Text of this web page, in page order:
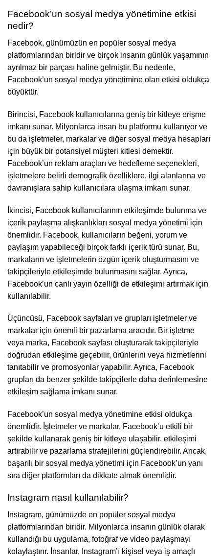
Facebook’un sosyal medya yönetimine etkisi
nedir?
Facebook, günümüzün en popüler sosyal medya
platformlarından biridir ve birçok insanın günlük yaşamının
ayrılmaz bir parçası haline gelmiştir. Bu nedenle,
Facebook’un sosyal medya yönetimine olan etkisi oldukça
büyüktür.
Birincisi, Facebook kullanıcılarına geniş bir kitleye erişme
imkanı sunar. Milyonlarca insan bu platformu kullanıyor ve
bu da işletmeler, markalar ve diğer sosyal medya hesapları
için büyük bir potansiyel müşteri kitlesi demektir.
Facebook’un reklam araçları ve hedefleme seçenekleri,
işletmelere belirli demografik özelliklere, ilgi alanlarına ve
davranışlara sahip kullanıcılara ulaşma imkanı sunar.
İkincisi, Facebook kullanıcılarının etkileşimde bulunma ve
içerik paylaşma alışkanlıkları sosyal medya yönetimi için
önemlidir. Facebook, kullanıcıların beğeni, yorum ve
paylaşım yapabileceği birçok farklı içerik türü sunar. Bu,
markaların ve işletmelerin özgün içerik oluşturmasını ve
takipçileriyle etkileşimde bulunmasını sağlar. Ayrıca,
Facebook’un canlı yayın özelliği de etkileşimi artırmak için
kullanılabilir.
Üçüncüsü, Facebook sayfaları ve grupları işletmeler ve
markalar için önemli bir pazarlama aracıdır. Bir işletme
veya marka, Facebook sayfası oluşturarak takipçileriyle
doğrudan etkileşime geçebilir, ürünlerini veya hizmetlerini
tanıtabilir ve promosyonlar yapabilir. Ayrıca, Facebook
grupları da benzer şekilde takipçilerle daha derinlemesine
etkileşim sağlama imkanı sunar.
Facebook’un sosyal medya yönetimine etkisi oldukça
önemlidir. İşletmeler ve markalar, Facebook’u etkili bir
şekilde kullanarak geniş bir kitleye ulaşabilir, etkileşimi
artırabilir ve pazarlama stratejilerini güçlendirebilir. Ancak,
başarılı bir sosyal medya yönetimi için Facebook’un yanı
sıra diğer platformları da dikkate almak önemlidir.
Instagram nasıl kullanılabilir?
Instagram, günümüzde en popüler sosyal medya
platformlarından biridir. Milyonlarca insanın günlük olarak
kullandığı bu uygulama, fotoğraf ve video paylaşmayı
kolaylaştırır. İnsanlar, Instagram’ı kişisel veya iş amaçlı